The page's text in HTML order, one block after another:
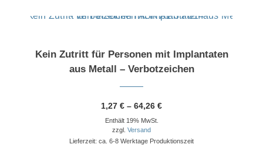
Dieses Produkt weist mehrere Varianten auf. Die Optionen können auf der Produktseite gewählt werden
Kein Zutritt für Personen mit Implantaten
aus Metall – Verbotzeichen
1,27€ –64,26€Preisspanne:
Enthält 19% MwSt.
zzgl.Versand
Lieferzeit: ca. 6-8 Werktage Produktionszeit